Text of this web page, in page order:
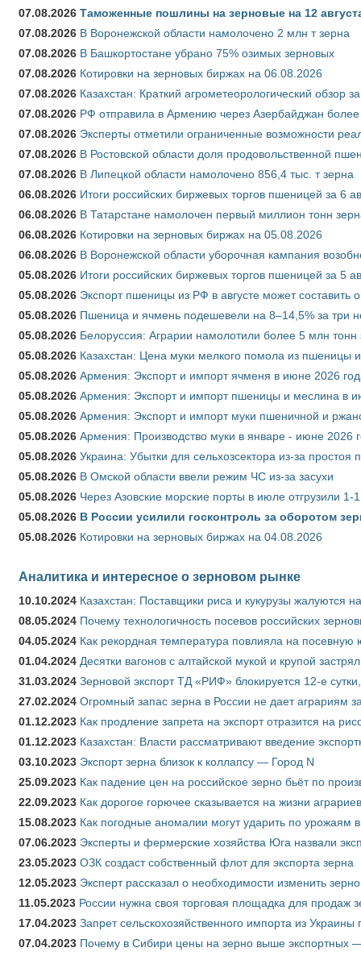
07.08.2026 Таможенные пошлины на зерновые на 12
07.08.2026 В Воронежской области намолочено 2 млн т зерна
07.08.2026 В Башкортостане убрано 75% озимых зерновых
07.08.2026 Котировки на зерновых биржах на 06.08.2026
07.08.2026 Казахстан: Краткий агрометеорологический обзор
07.08.2026 РФ отправила в Армению через Азербайджан более
07.08.2026 Эксперты отметили ограниченные возможности
07.08.2026 В Ростовской области доля продовольственной
07.08.2026 В Липецкой области намолочено 856,4 тыс. т зерна
06.08.2026 Итоги российских биржевых торгов пшеницей за 6
06.08.2026 В Татарстане намолочен первый миллион тонн
06.08.2026 Котировки на зерновых биржах на 05.08.2026
06.08.2026 В Воронежской области уборочная кампания
05.08.2026 Итоги российских биржевых торгов пшеницей за 5
05.08.2026 Экспорт пшеницы из РФ в августе может составить
05.08.2026 Пшеница и ячмень подешевели на 8–14,5% за три
05.08.2026 Белоруссия: Аграрии намолотили более 5 млн тонн
05.08.2026 Казахстан: Цена муки мелкого помола из пшеницы
05.08.2026 Армения: Экспорт и импорт ячменя в июне 2026
05.08.2026 Армения: Экспорт и импорт пшеницы и меслина в
05.08.2026 Армения: Экспорт и импорт муки пшеничной и
05.08.2026 Армения: Производство муки в январе - июне 2026
05.08.2026 Украина: Убытки для сельхозсектора из-за простоя
05.08.2026 В Омской области ввели режим ЧС из-за засухи
05.08.2026 Через Азовские морские порты в июле отгрузили
05.08.2026 В России усилили госконтроль за оборотом
05.08.2026 Котировки на зерновых биржах на 04.08.2026
Аналитика и интересное о зерновом рынке
10.10.2024 Казахстан: Поставщики риса и кукурузы жалуются
08.05.2024 Почему технологичность посевов российских
04.05.2024 Как рекордная температура повлияла на
01.04.2024 Десятки вагонов с алтайской мукой и крупой
31.03.2024 Зерновой экспорт ТД «РИФ» блокируется 12-е
27.02.2024 Огромный запас зерна в России не дает аграриям
01.12.2023 Как продление запрета на экспорт отразится на
01.12.2023 Казахстан: Власти рассматривают введение
03.10.2023 Экспорт зерна близок к коллапсу — Город N
25.09.2023 Как падение цен на российское зерно бьёт по
22.09.2023 Как дорогое горючее сказывается на жизни аграриев
15.08.2023 Как погодные аномалии могут ударить по урожаям
07.06.2023 Эксперты и фермерские хозяйства Юга назвали
23.05.2023 ОЗК создаст собственный флот для экспорта зерна
12.05.2023 Эксперт рассказал о необходимости изменить
11.05.2023 России нужна своя торговая площадка для продаж
17.04.2023 Запрет сельскохозяйственного импорта из
07.04.2023 Почему в Сибири цены на зерно выше экспортных